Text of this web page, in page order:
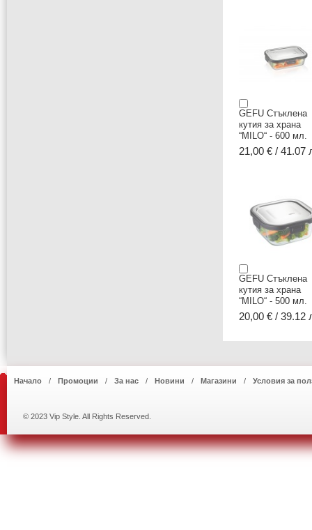
GEFU Стъклена
кутия за храна
“MILO“ - 600 мл.
21,00 € / 41.07
GEFU Стъклена
кутия за храна
“MILO“ - 500 мл.
20,00 € / 39.12
Начало Промоции За нас Новини Магазини Условия за
© 2023 Vip Style. All Rights Reserved.